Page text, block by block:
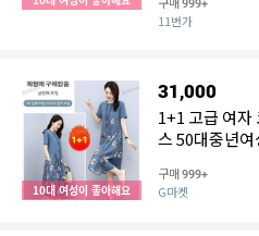
999+
11번가
10대 여성이 좋아해요
31,000
1+1 고급 여자
스 50대중년
구매999+
G마켓